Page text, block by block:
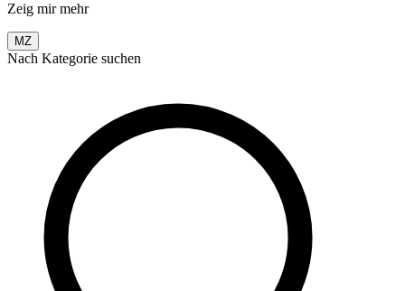
Zeig mir mehr
MZ
Nach Kategorie suchen